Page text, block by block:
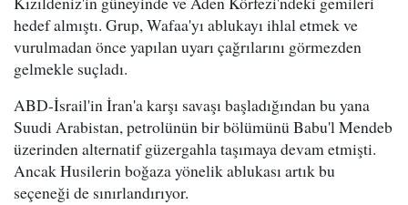
hedef almıştı. Grup, Wafaa'yı ablukayı ihlal etmek ve
vurulmadan önce yapılan uyarı çağrılarını görmezden
gelmekle suçladı.
ABD-İsrail'in İran'a karşı savaşı başladığından bu yana
Suudi Arabistan, petrolünün bir bölümünü Babu'l Mendeb
üzerinden alternatif güzergahla taşımaya devam etmişti.
Ancak Husilerin boğaza yönelik ablukası artık bu
seçeneği de sınırlandırıyor.